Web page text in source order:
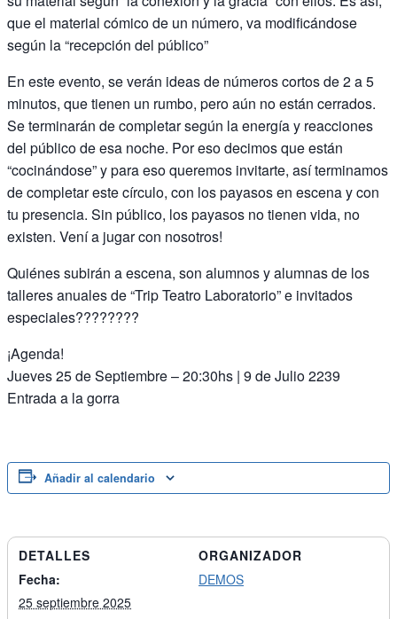
que el material cómico de un número, va modificándose
según la “recepción del público”
En este evento, se verán ideas de números cortos de 2 a 5
minutos, que tienen un rumbo, pero aún no están cerrados.
Se terminarán de completar según la energía y reacciones
del público de esa noche. Por eso decimos que están
“cocinándose” y para eso queremos invitarte, así terminamos
de completar este círculo, con los payasos en escena y con
tu presencia. Sin público, los payasos no tienen vida, no
existen. Vení a jugar con nosotros!
Quiénes subirán a escena, son alumnos y alumnas de los
talleres anuales de “Trip Teatro Laboratorio” e invitados
especiales????????
¡Agenda!
Jueves 25 de Septiembre – 20:30hs | 9 de Julio 2239
Entrada a la gorra
Añadir al calendario
DETALLES
Fecha:
25 septiembre 2025
ORGANIZADOR
DEMOS